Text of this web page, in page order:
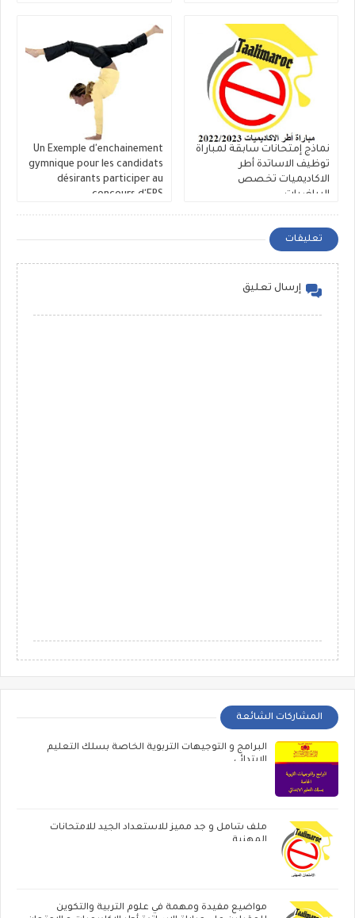
نماذج إمتحانات سابقة لمباراة
توظيف الاساتدة أطر
الاكاديميات تخصص
الرياضيات
Un Exemple d'enchainement
gymnique pour les candidats
désirants participer au
concours d'EPS .
تعليقات
إرسال تعليق
المشاركات الشائعة
البرامج و التوجيهات التربوية الخاصة بسلك التعليم
الابتدائي
ملف شامل و جد مميز للاستعداد الجيد للامتحانات
المهنية
مواضيع مفيدة ومهمة في علوم التربية والتكوين